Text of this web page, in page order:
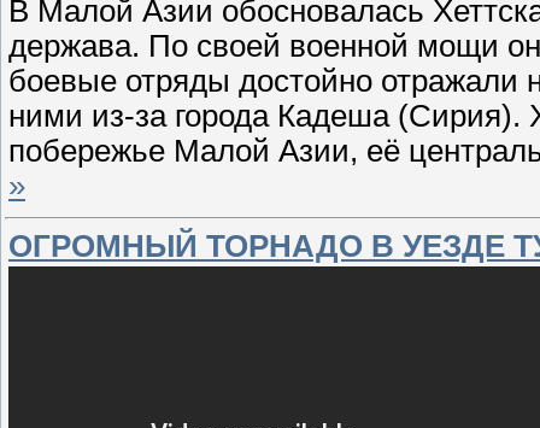
В Малой Азии обосновалась
держава. По своей военной мощи
боевые отряды достойно отражали
ними из-за города Кадеша (Сирия).
побережье Малой Азии, её
»
ОГРОМНЫЙ ТОРНАДО В УЕЗДЕ